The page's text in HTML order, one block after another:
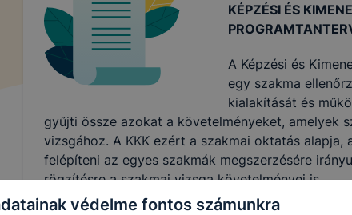
KÉPZÉSI ÉS
A Képzési és
egy szakma
kialakítását és
gyűjti össze azokat a követelményeket, amelyek
vizsgához. A KKK ezért a szakmai oktatás
felépíteni az egyes szakmák megszerzésére
rögzítésre a szakmai vizsga követelményei is.
A Programtanterv (PTT) tartalmazza az egyes
védelme fontos számunkra